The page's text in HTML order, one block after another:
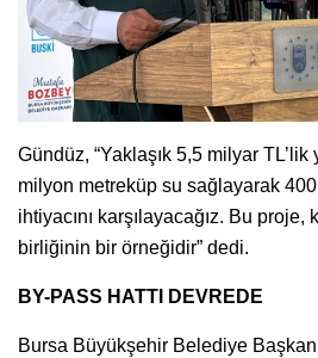
Gündüz, “Yaklaşık 5,5 milyar TL’lik
milyon metreküp su sağlayarak
ihtiyacını karşılayacağız. Bu proje,
birliğinin bir örneğidir” dedi.
BY-PASS HATTI DEVREDE
Bursa Büyükşehir Belediye